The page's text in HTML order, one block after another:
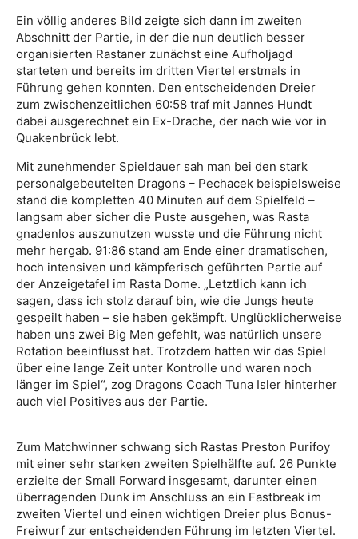
Ein völlig anderes Bild zeigte sich dann im zweiten
Abschnitt der Partie, in der die nun deutlich besser
organisierten Rastaner zunächst eine Aufholjagd
starteten und bereits im dritten Viertel erstmals in
Führung gehen konnten. Den entscheidenden Dreier
zum zwischenzeitlichen 60:58 traf mit Jannes Hundt
dabei ausgerechnet ein Ex-Drache, der nach wie vor in
Quakenbrück lebt.
Mit zunehmender Spieldauer sah man bei den stark
personalgebeutelten Dragons – Pechacek beispielsweise
stand die kompletten 40 Minuten auf dem Spielfeld –
langsam aber sicher die Puste ausgehen, was Rasta
gnadenlos auszunutzen wusste und die Führung nicht
mehr hergab. 91:86 stand am Ende einer dramatischen,
hoch intensiven und kämpferisch geführten Partie auf
der Anzeigetafel im Rasta Dome. „Letztlich kann ich
sagen, dass ich stolz darauf bin, wie die Jungs heute
gespeilt haben – sie haben gekämpft. Unglücklicherweise
haben uns zwei Big Men gefehlt, was natürlich unsere
Rotation beeinflusst hat. Trotzdem hatten wir das Spiel
über eine lange Zeit unter Kontrolle und waren noch
länger im Spiel“, zog Dragons Coach Tuna Isler hinterher
auch viel Positives aus der Partie.
Zum Matchwinner schwang sich Rastas Preston Purifoy
mit einer sehr starken zweiten Spielhälfte auf. 26 Punkte
erzielte der Small Forward insgesamt, darunter einen
überragenden Dunk im Anschluss an ein Fastbreak im
zweiten Viertel und einen wichtigen Dreier plus Bonus-
Freiwurf zur entscheidenden Führung im letzten Viertel.